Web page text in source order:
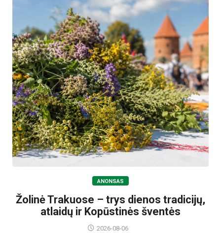
ANONSAS
Žolinė Trakuose – trys dienos tradicijų,
atlaidų ir Kopūstinės šventės
2026-08-06